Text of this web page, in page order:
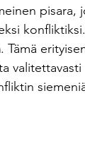
pisara,
. Tämä